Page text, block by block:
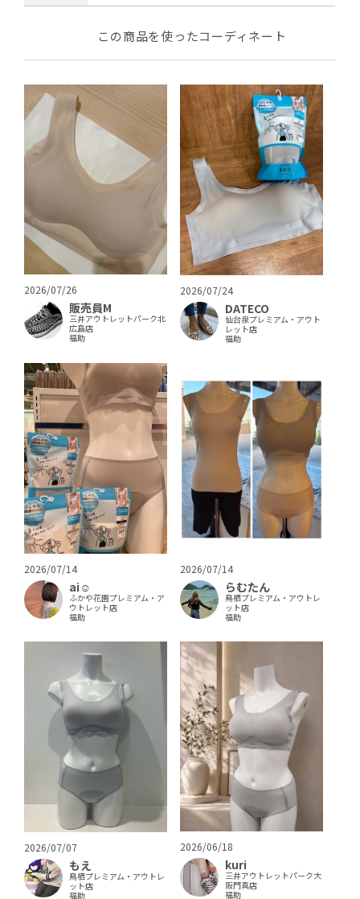
この商品を使ったコーディネート
2026/07/26
販売員M
三井アウトレットパーク北
広島店
福助
2026/07/24
DATECO
仙台泉プレミアム・アウト
レット店
福助
2026/07/14
ai‪‪☺︎‬
ふかや花園プレミアム・ア
ウトレット店
福助
2026/07/14
らむたん
鳥栖プレミアム・アウトレ
ット店
福助
2026/07/07
もえ
鳥栖プレミアム・アウトレ
ット店
福助
2026/06/18
kuri
三井アウトレットパーク大
阪門真店
福助